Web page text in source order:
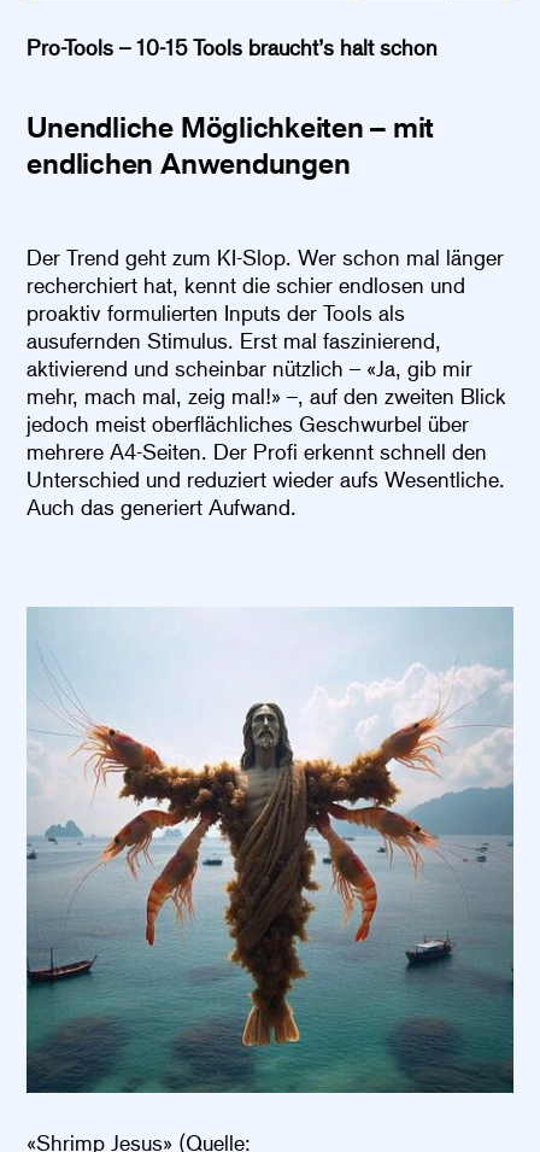
Pro-Tools – 10-15 Tools braucht’s halt schon
Unendliche Möglichkeiten – mit
endlichen Anwendungen
Der Trend geht zum KI-Slop. Wer schon mal länger
recherchiert hat, kennt die schier endlosen und
proaktiv formulierten Inputs der Tools als
ausufernden Stimulus. Erst mal faszinierend,
aktivierend und scheinbar nützlich – «Ja, gib mir
mehr, mach mal, zeig mal!» –, auf den zweiten Blick
jedoch meist oberflächliches Geschwurbel über
mehrere A4-Seiten. Der Profi erkennt schnell den
Unterschied und reduziert wieder aufs Wesentliche.
Auch das generiert Aufwand.
«Shrimp Jesus» (Quelle: